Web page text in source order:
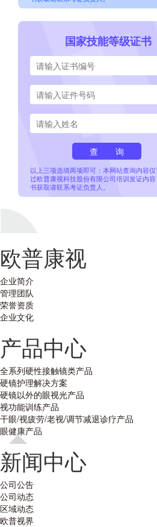
国家技能等级证书
查 询
以上三项选填两项即可：本网站查询内容
过欧普康视科技股份有限公司培训发证内
书获取请联系考证负责人。
欧普康视
企业简介
管理团队
荣誉资质
企业文化
产品中心
全系列硬性接触镜类产品
硬镜护理解决方案
硬镜以外的眼视光产品
视功能训练产品
干眼/视疲劳/老视/调节减退诊疗产品
眼健康产品
新闻中心
公司公告
公司动态
区域动态
欧普视界